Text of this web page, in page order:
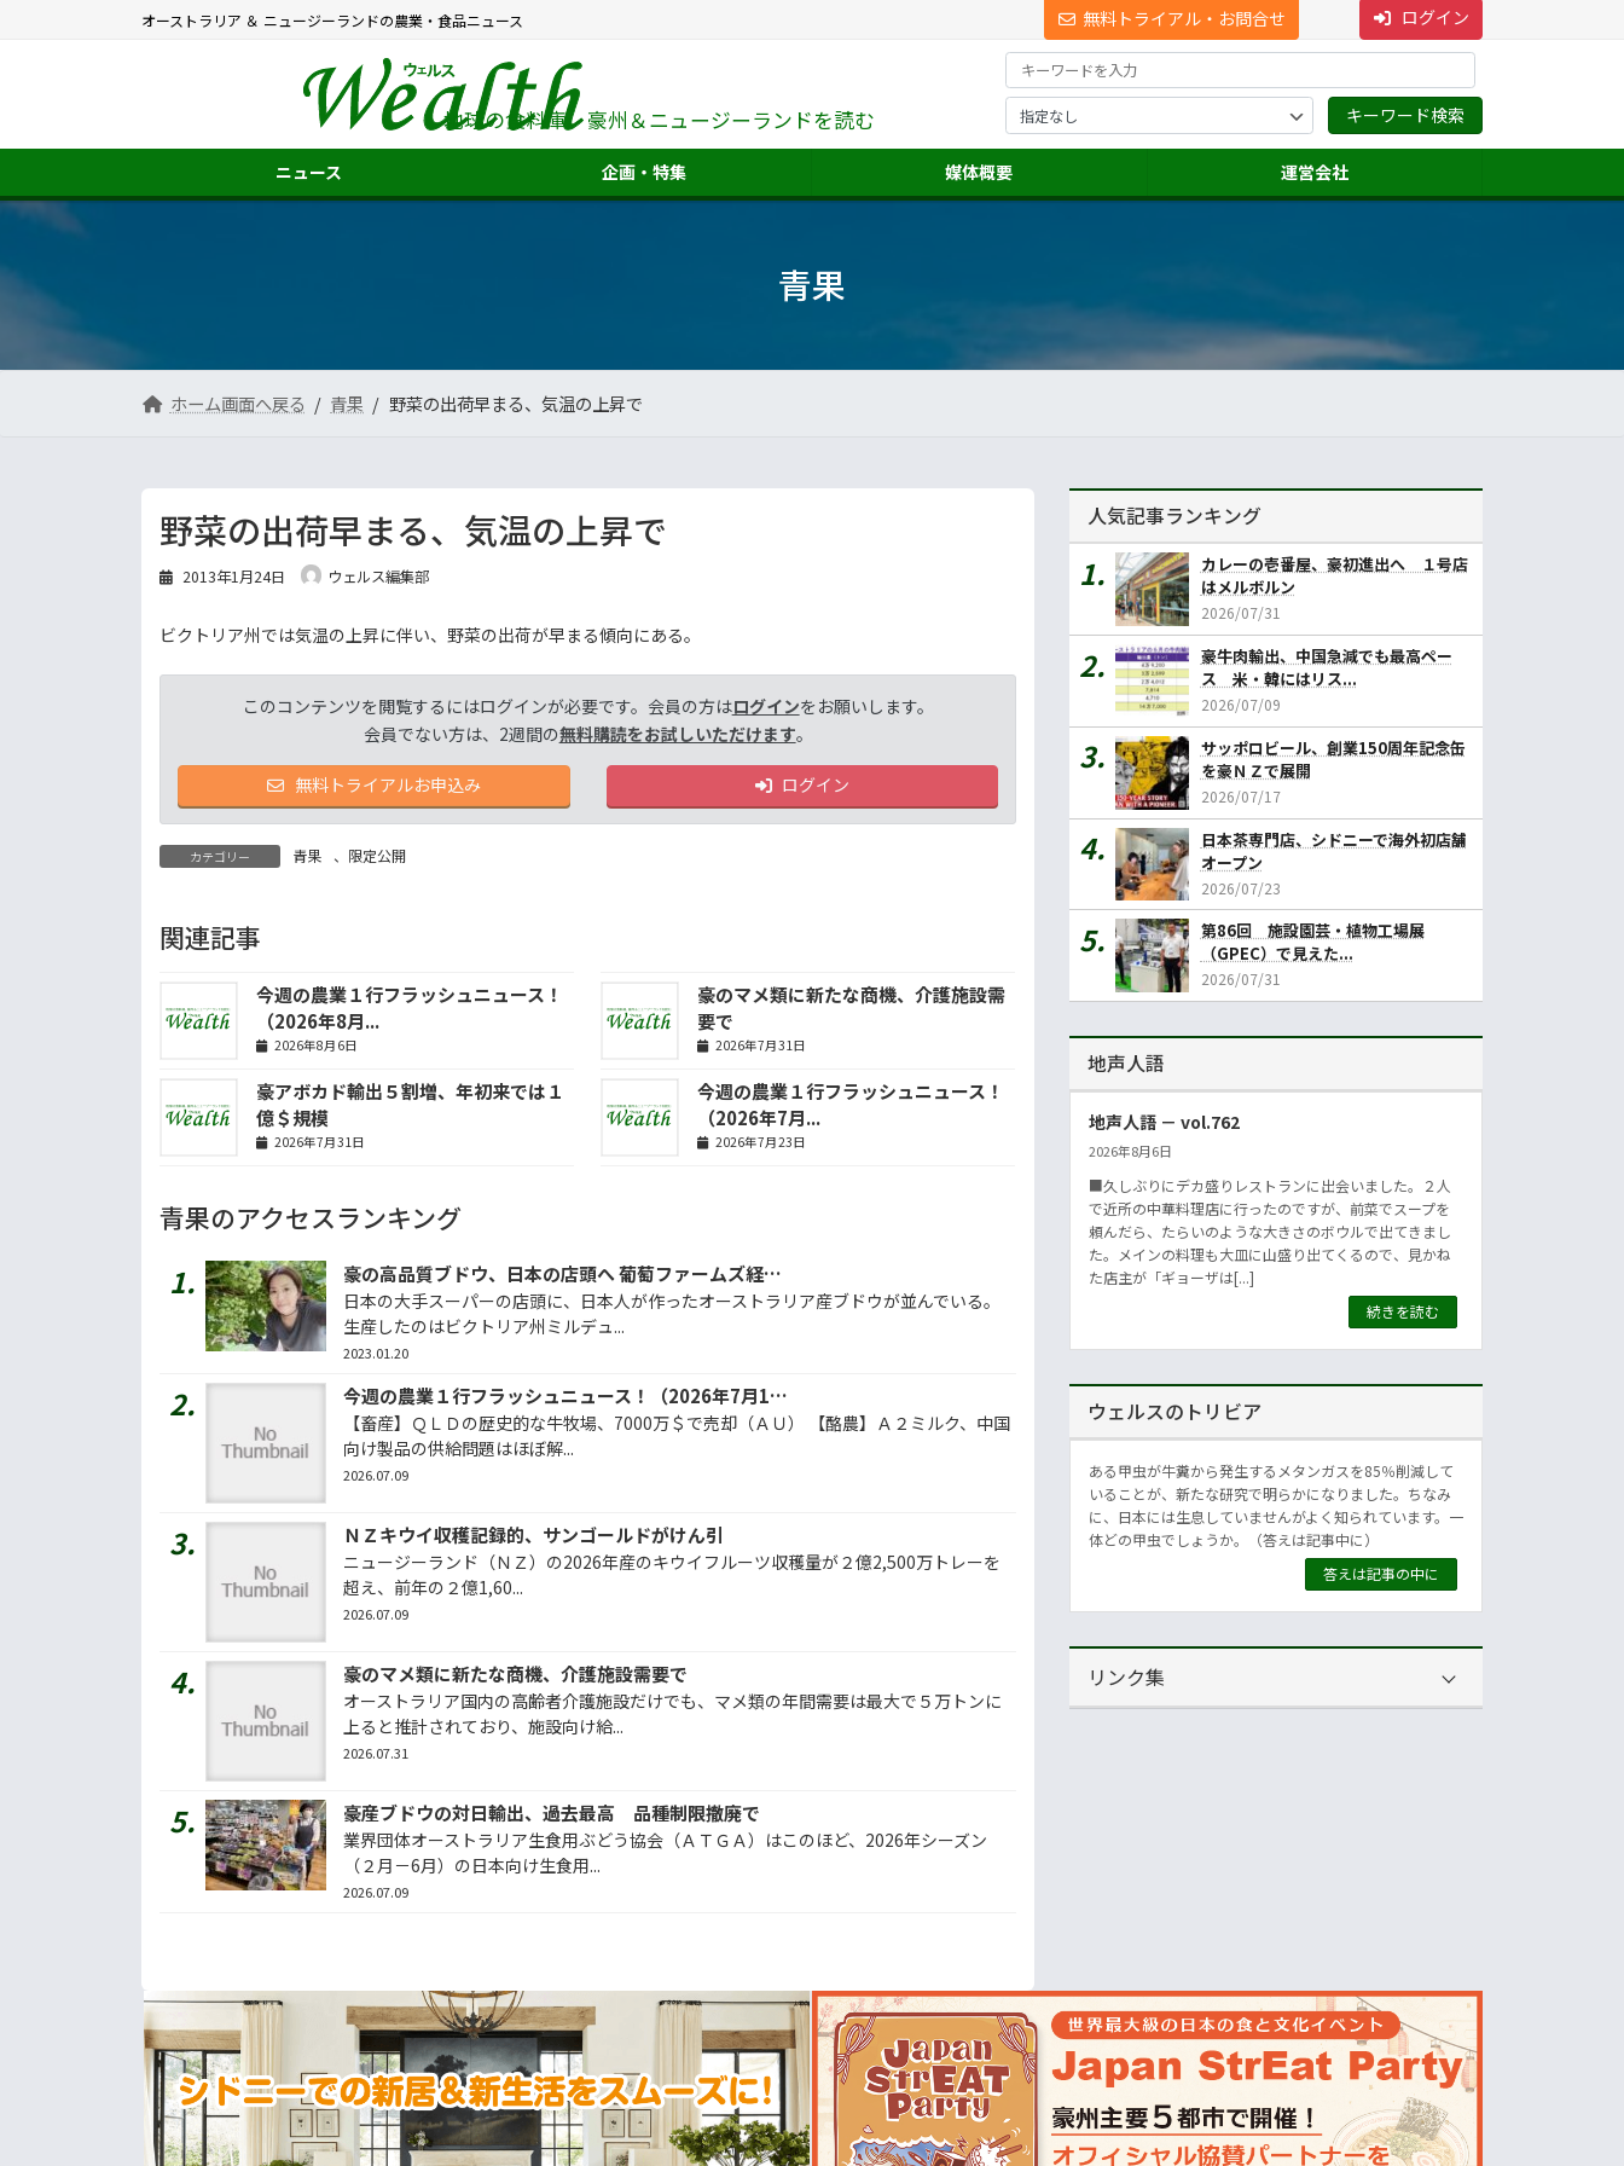
ッ
移
オーストラリア ＆ ニュージーランドの農業・食品ニュース 無料トライアル・お問合せ
地球の食料庫、豪州＆ニュージーランドを読む
ログイン
ニュース 企画・特集 媒体概要 運営会社
青果
ホーム画面へ戻る 青果 野菜の出荷早まる、気温の上昇で
野菜の出荷早まる、気温の上昇で
2013年1月24日 ウェルス編集部
ビクトリア州では気温の上昇に伴い、野菜の出荷が早まる傾向にある。
このコンテンツを閲覧するにはログインが必要です。会員の方はログインをお願いします。
会員でない方は、2週間の無料購読をお試しいただけます。
無料トライアルお申込み ログイン
カテゴリー 青果 、 限定公開
関連記事
今週の農業１行フラッシュニュース！
（2026年8月...
2026年8月6日
豪のマメ類に新たな商機、介護施設需
要で
2026年7月31日
豪アボカド輸出５割増、年初来では１
億＄規模
2026年7月31日
今週の農業１行フラッシュニュース！
（2026年7月...
2026年7月23日
青果のアクセスランキング
豪の高品質ブドウ、日本の店頭へ 葡萄ファームズ経営者 松崎絢子さんインタビュー
日本の大手スーパーの店頭に、日本人が作ったオーストラリア産ブドウが並んでいる。
生産したのはビクトリア州ミルデュ...
2023.01.20
今週の農業１行フラッシュニュース！（2026年7月10日）
【畜産】ＱＬＤの歴史的な牛牧場、7000万＄で売却（ＡＵ） 【酪農】Ａ２ミルク、中国
向け製品の供給問題はほぼ解...
2026.07.09
ＮＺキウイ収穫記録的、サンゴールドがけん引
ニュージーランド（ＮＺ）の2026年産のキウイフルーツ収穫量が２億2,500万トレーを
超え、前年の２億1,60...
2026.07.09
豪のマメ類に新たな商機、介護施設需要で
オーストラリア国内の高齢者介護施設だけでも、マメ類の年間需要は最大で５万トンに
上ると推計されており、施設向け給...
2026.07.31
豪産ブドウの対日輸出、過去最高 品種制限撤廃で
業界団体オーストラリア生食用ぶどう協会（ＡＴＧＡ）はこのほど、2026年シーズン
（２月－6月）の日本向け生食用...
2026.07.09
人気記事ランキング
カレーの壱番屋、豪初進出へ １号店
はメルボルン
2026/07/31
豪牛肉輸出、中国急減でも最高ペー
ス 米・韓にはリス...
2026/07/09
サッポロビール、創業150周年記念缶
を豪ＮＺで展開
2026/07/17
日本茶専門店、シドニーで海外初店舗
オープン
2026/07/23
第86回 施設園芸・植物工場展
（GPEC）で見えた...
2026/07/31
地声人語
地声人語 － vol.762
2026年8月6日
■久しぶりにデカ盛りレストランに出会いました。２人
で近所の中華料理店に行ったのですが、前菜でスープを
頼んだら、たらいのような大きさのボウルで出てきまし
た。メインの料理も大皿に山盛り出てくるので、見かね
た店主が「ギョーザは[...]
続きを読む
ウェルスのトリビア
ある甲虫が牛糞から発生するメタンガスを85％削減して
いることが、新たな研究で明らかになりました。ちなみ
に、日本には生息していませんがよく知られています。一
体どの甲虫でしょうか。（答えは記事中に）
答えは記事の中に
リンク集
Dairy Australia
農業
ABARES=オーストラリア農業資源経
済・科学局
天気